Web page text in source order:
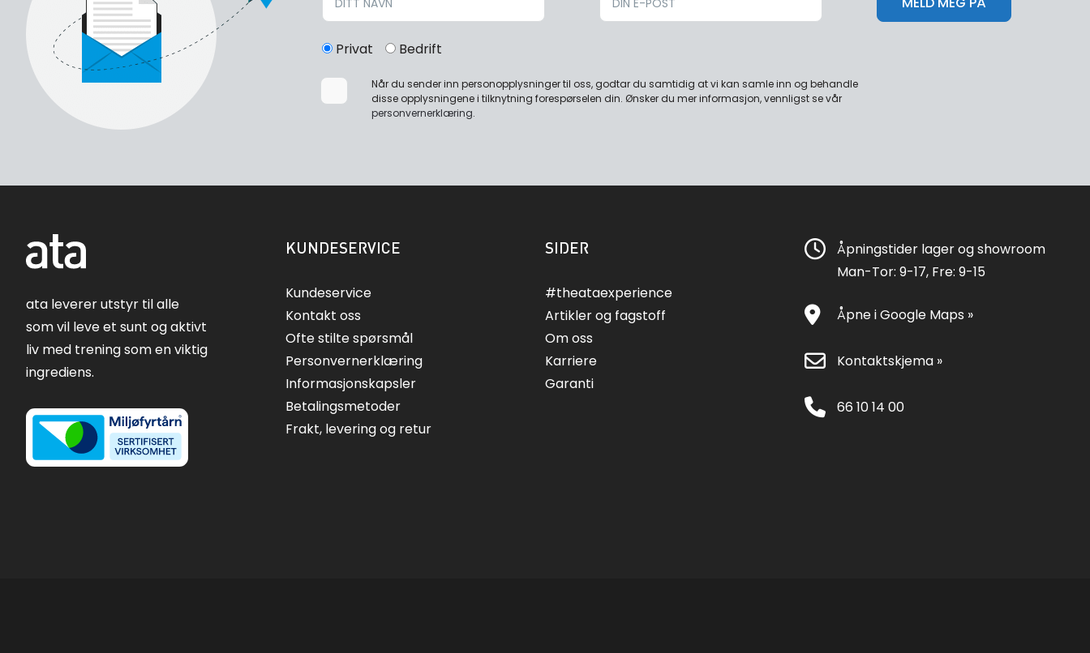
Privat Bedrift
Når du sender inn personopplysninger til oss, godtar du samtidig at vi kan samle inn og behandle
disse opplysningene i tilknytning forespørselen din. Ønsker du mer informasjon, vennligst se vår
personvernerklæring.
ata leverer utstyr til alle
som vil leve et sunt og aktivt
liv med trening som en viktig
ingrediens.
KUNDESERVICE
Kundeservice
Kontakt oss
Ofte stilte spørsmål
Personvernerklæring
Informasjonskapsler
Betalingsmetoder
Frakt, levering og retur
SIDER
#theataexperience
Artikler og fagstoff
Om oss
Karriere
Garanti
Åpningstider lager og showroom
Man-Tor: 9-17, Fre: 9-15
Åpne i Google Maps »
Kontaktskjema »
66 10 14 00